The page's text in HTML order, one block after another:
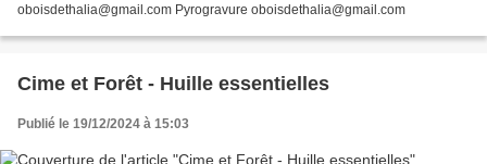
oboisdethalia@gmail.com Pyrogravure oboisdethalia@gmail.com
Cime et Forêt - Huille essentielles
Publié le 19/12/2024 à 15:03